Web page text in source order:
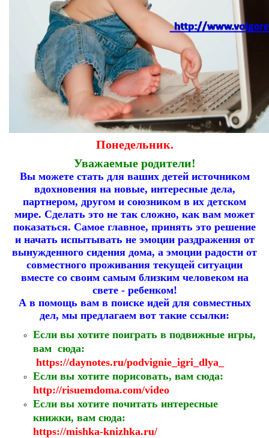
Понедельник.
Уважаемые родители!
Вы можете стать для ваших детей источником
вдохновения на новые, интересные дела,
партнером, другом и союзником в их детском
мире. Сделать это не так сложно, как вам может
показаться. Самое главное, принять это решение
и начать испытывать не эмоции раздражения от
вынужденного сидения дома, а эмоции радости от
совместного проживания текущей ситуации
вместе со своим самым близким человеком на
свете - ребенком!
А в помощь вам в поиске идей для совместных
дел, мы предлагаем вот такие ссылки:
Если вы хотите поиграть в подвижные игры,
вам сюда:
https://daynotes.ru/podvignie_igri_dlya_
Если вы хотите порисовать, вам сюда:
http://risuemdoma.com/video
Если вы хотите почитать интересные
книжки, вам сюда:
https://mishka-knizhka.ru/